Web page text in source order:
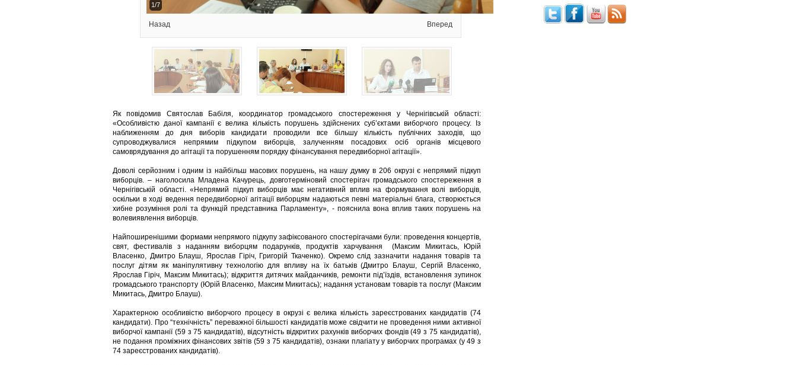
1/7
Назад Вперед
Як повідомив Святослав Бабіля, координатор громадського спостереження у Чернігівській області:
«Особливістю даної кампанії є велика кількість порушень здійснених суб’єктами виборчого процесу. Із
наближенням до дня виборів кандидати проводили все більшу кількість публічних заходів, що
супроводжувалися непрямим підкупом виборців, залученням посадових осіб органів місцевого
самоврядування до агітації та порушенням порядку фінансування передвиборної агітації».
Доволі серйозним і одним із найбільш масових порушень, на нашу думку в 206 окрузі є непрямий підкуп
виборців. – наголосила Младена Качурець, довготерміновий спостерігач громадського спостереження в
Чернігівській області. «Непрямий підкуп виборців має негативний вплив на формування волі виборців,
оскільки в ході ведення передвиборної агітації виборцям надаються певні матеріальні блага, створюється
хибне розуміння ролі та функцій представника Парламенту», - пояснила вона вплив таких порушень на
волевиявлення виборців.
Найпоширенішими формами непрямого підкупу зафіксованого спостерігачами були: проведення концертів,
свят, фестивалів з наданням виборцям подарунків, продуктів харчування (Максим Микитась, Юрій
Власенко, Дмитро Блауш, Ярослав Гіріч, Григорій Ткаченко). Окремо слід зазначити надання товарів та
послуг дітям як маніпулятивну технологію для впливу на їх батьків (Дмитро Блауш, Сергій Власенко,
Ярослав Гіріч, Максим Микитась); відкриття дитячих майданчиків, ремонти під’їздів, встановлення зупинок
громадського транспорту (Юрій Власенко, Максим Микитась); надання установам товарів та послуг (Максим
Микитась, Дмитро Блауш).
Характерною особливістю виборчого процесу в окрузі є велика кількість зареєстрованих кандидатів (74
кандидати). Про “технічність” переважної більшості кандидатів може свідчити не проведення ними активної
виборчої кампанії (59 з 75 кандидатів), відсутність відкритих рахунків виборчих фондів (49 з 75 кандидатів),
не подання проміжних фінансових звітів (59 з 75 кандидатів), ознаки плагіату у виборчих програмах (у 49 з
74 зареєстрованих кандидатів).